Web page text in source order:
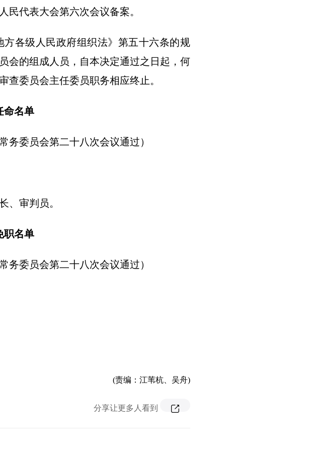
民代表大会第六次会议备案。
各级人民政府组织法》第五十六条的规
会的组成人员，自本决定通过之日起，何
查委员会主任委员职务相应终止。
命名单
务委员会第二十八次会议通过）
、审判员。
职名单
务委员会第二十八次会议通过）
(责编：江苇杭、吴舟)
分享让更多人看到